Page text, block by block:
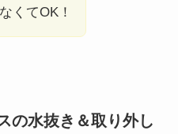
くてOK！
の水抜き＆取り外し